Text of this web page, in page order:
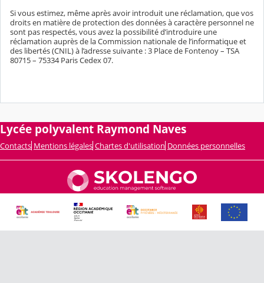
Si vous estimez, même après avoir introduit une réclamation, que vos
droits en matière de protection des données à caractère personnel ne
sont pas respectés, vous avez la possibilité d’introduire une
réclamation auprès de la Commission nationale de l’informatique et
des libertés (CNIL) à l’adresse suivante : 3 Place de Fontenoy – TSA
80715 – 75334 Paris Cedex 07.
Lycée polyvalent Raymond Naves
Contacts Mentions légales Chartes d'utilisation Données personnelles